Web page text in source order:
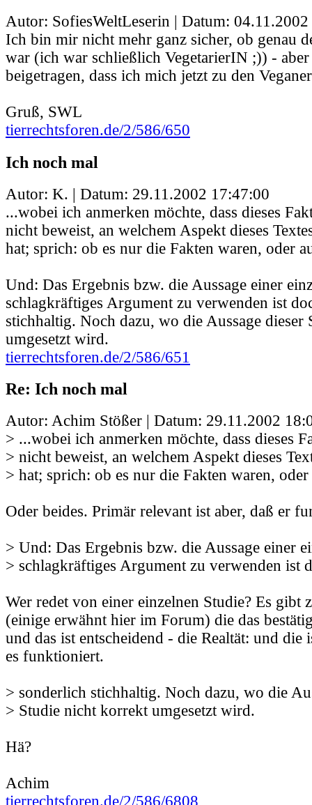
Autor: SofiesWeltLeserin | Datum:
Ich bin mir nicht mehr ganz sicher, ob genau
war (ich war schließlich VegetarierIN ;)) - aber
beigetragen, dass ich mich jetzt zu den
Gruß, SWL
tierrechtsforen.de/2/586/650
Ich noch mal
Autor: K. | Datum: 29.11.2002 17:47:00
...wobei ich anmerken möchte, dass dieses
nicht beweist, an welchem Aspekt dieses
hat; sprich: ob es nur die Fakten waren, oder
Und: Das Ergebnis bzw. die Aussage einer
schlagkräftiges Argument zu verwenden ist
stichhaltig. Noch dazu, wo die Aussage
umgesetzt wird.
tierrechtsforen.de/2/586/651
Re: Ich noch mal
Autor: Achim Stößer | Datum: 29.11.2002
> ...wobei ich anmerken möchte, dass dieses
> nicht beweist, an welchem Aspekt dieses
> hat; sprich: ob es nur die Fakten waren,
Oder beides. Primär relevant ist aber, daß er
> Und: Das Ergebnis bzw. die Aussage einer
> schlagkräftiges Argument zu verwenden ist
Wer redet von einer einzelnen Studie? Es gibt
(einige erwähnt hier im Forum) die das
und das ist entscheidend - die Realtät: und die
es funktioniert.
> sonderlich stichhaltig. Noch dazu, wo die
> Studie nicht korrekt umgesetzt wird.
Hä?
Achim
tierrechtsforen.de/2/586/6808